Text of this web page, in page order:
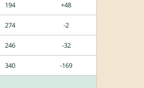
194 +48
274 -2
246 -32
340 -169